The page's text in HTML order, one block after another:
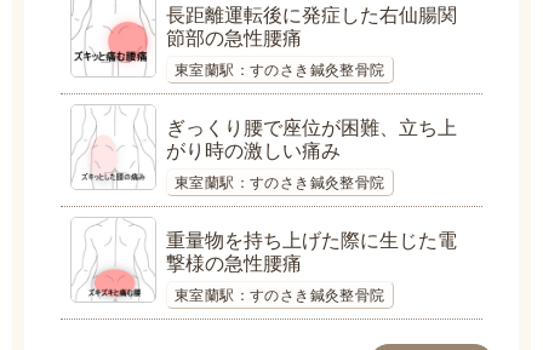
長距離運転後に発症した右仙腸関
節部の急性腰痛
東室蘭駅：すのさき鍼灸整骨院
ぎっくり腰で座位が困難、立ち上
がり時の激しい痛み
東室蘭駅：すのさき鍼灸整骨院
重量物を持ち上げた際に生じた電
撃様の急性腰痛
東室蘭駅：すのさき鍼灸整骨院